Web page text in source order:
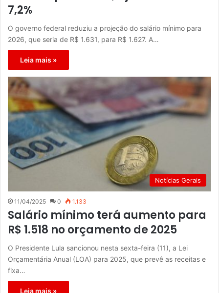
7,2%
O governo federal reduziu a projeção do salário mínimo para
2026, que seria de R$ 1.631, para R$ 1.627. A…
Leia mais »
Notícias Gerais
11/04/2025 0 1.133
Salário mínimo terá aumento para
R$ 1.518 no orçamento de 2025
O Presidente Lula sancionou nesta sexta-feira (11), a Lei
Orçamentária Anual (LOA) para 2025, que prevê as receitas e
fixa…
Leia mais »